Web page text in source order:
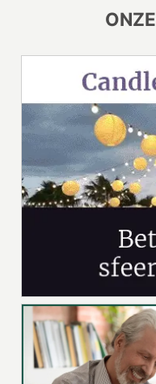
ONZE